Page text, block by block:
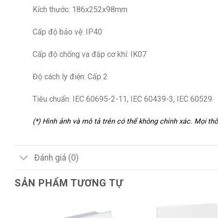
Kích thước: 186x252x98mm
Cấp độ bảo vệ: IP40
Cấp độ chống va đập cơ khí: IK07
Độ cách ly điện: Cấp 2
Tiêu chuẩn: IEC 60695-2-11, IEC 60439-3, IEC 60529
(*) Hình ảnh và mô tả trên có thể không chính xác. Mọi
Đánh giá (0)
SẢN PHẨM TƯƠNG TỰ